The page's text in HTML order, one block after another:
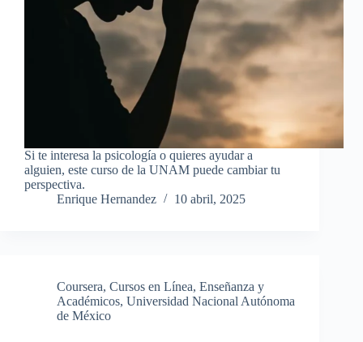
Si te interesa la psicología o quieres ayudar a
alguien, este curso de la UNAM puede cambiar tu
perspectiva.
Enrique Hernandez
10 abril, 2025
Coursera, Cursos en Línea, Enseñanza y
Académicos, Universidad Nacional Autónoma
de México